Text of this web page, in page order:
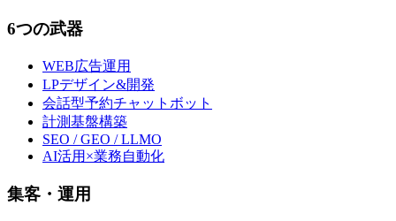
6つの武器
WEB広告運用
LPデザイン&開発
会話型予約チャットボット
計測基盤構築
SEO / GEO / LLMO
AI活用×業務自動化
集客・運用